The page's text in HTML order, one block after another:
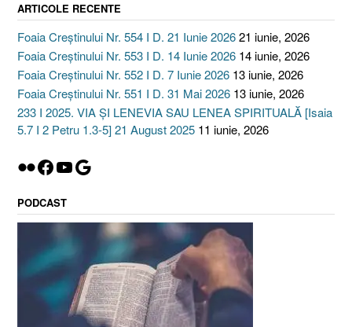
ARTICOLE RECENTE
Foaia Creștinului Nr. 554 I D. 21 Iunie 202621 iunie, 2026
Foaia Creștinului Nr. 553 I D. 14 Iunie 2026 14 iunie, 2026
Foaia Creștinului Nr. 552 I D. 7 Iunie 2026 13 iunie, 2026
Foaia Creștinului Nr. 551 I D. 31 Mai 2026 13 iunie, 2026
233 I 2025. VIA ȘI LENEVIA SAU LENEA SPIRITUALĂ [Isaia
5.7 I 2 Petru 1.3-5] 21 August 2025 11 iunie, 2026
Flickr
Facebook
YouTube
Google
PODCAST